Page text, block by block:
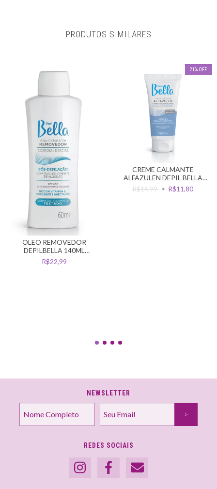
PRODUTOS SIMILARES
OLEO REMOVEDOR
DEPILBELLA 140ML
ALGODAO
R$22,99
21 % OFF
CREME CALMANTE
ALFAZULEN DEPIL BELLA
FACIAL E CORPORAL 50G
R$14,99 R$11,80
NEWSLETTER
REDES SOCIAIS